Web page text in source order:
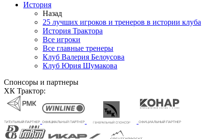
История
Назад
25 лучших игроков и тренеров в истории клуба
История Трактора
Все игроки
Все главные тренеры
Клуб Валерия Белоусова
Клуб Юрия Шумакова
Спонсоры и партнеры
ХК Трактор: